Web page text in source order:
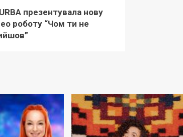
презентувала нову
роботу “Чом ти не